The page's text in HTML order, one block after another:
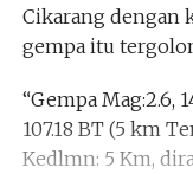
Cikarang dengan
gempa itu
“Gempa Mag:2.6,
107.18 BT (5 km
Kedlmn: 5 Km,